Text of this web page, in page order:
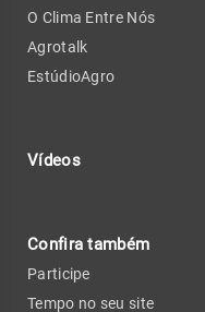
O Clima Entre Nós
Agrotalk
EstúdioAgro
Vídeos
Confira também
Participe
Tempo no seu site